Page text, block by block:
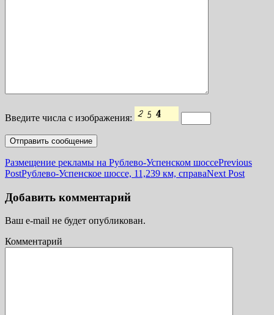
Введите числа с изображения:
Размещение рекламы на Рублево-Успенском шоссеPrevious
PostРублево-Успенское шоссе, 11,239 км, справаNext Post
Добавить комментарий
Ваш e-mail не будет опубликован.
Комментарий